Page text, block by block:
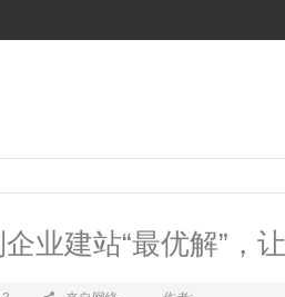
业建站“最优解”，